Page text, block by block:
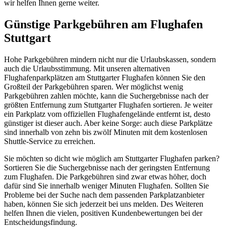
wir helfen Ihnen gerne weiter.
Günstige Parkgebühren am Flughafen
Stuttgart
Hohe Parkgebühren mindern nicht nur die Urlaubskassen, sondern
auch die Urlaubsstimmung. Mit unseren alternativen
Flughafenparkplätzen am Stuttgarter Flughafen können Sie den
Großteil der Parkgebühren sparen. Wer möglichst wenig
Parkgebühren zahlen möchte, kann die Suchergebnisse nach der
größten Entfernung zum Stuttgarter Flughafen sortieren. Je weiter
ein Parkplatz vom offiziellen Flughafengelände entfernt ist, desto
günstiger ist dieser auch. Aber keine Sorge: auch diese Parkplätze
sind innerhalb von zehn bis zwölf Minuten mit dem kostenlosen
Shuttle-Service zu erreichen.
Sie möchten so dicht wie möglich am Stuttgarter Flughafen parken?
Sortieren Sie die Suchergebnisse nach der geringsten Entfernung
zum Flughafen. Die Parkgebühren sind zwar etwas höher, doch
dafür sind Sie innerhalb weniger Minuten Flughafen. Sollten Sie
Probleme bei der Suche nach dem passenden Parkplatzanbieter
haben, können Sie sich jederzeit bei uns melden. Des Weiteren
helfen Ihnen die vielen, positiven Kundenbewertungen bei der
Entscheidungsfindung.